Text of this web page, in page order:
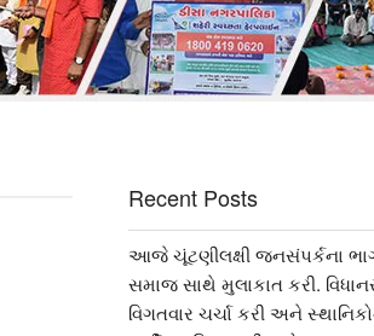
Recent Posts
આજે ચૂંટણીલક્ષી જનસંપર્કના
સમાજ સાથે મુલાકાત કરી.
વિગતવાર ચર્ચા કરી અને